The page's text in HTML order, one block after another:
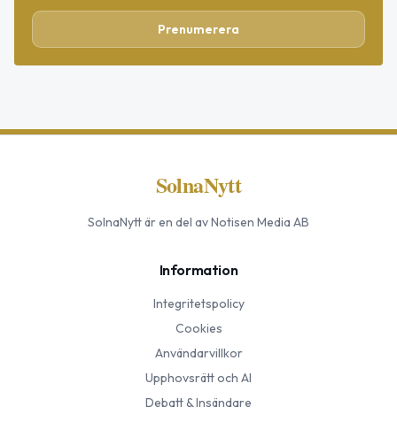
Prenumerera
SolnaNytt
SolnaNyttär en del av Notisen Media AB
Information
Integritetspolicy
Cookies
Användarvillkor
Upphovsrätt och AI
Debatt & Insändare